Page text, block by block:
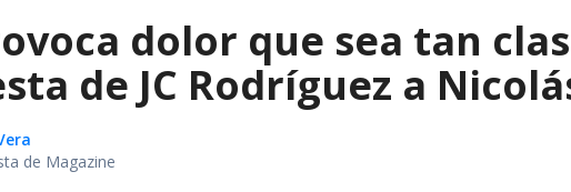
dolor que sea tan
de JC Rodríguez a
de Magazine